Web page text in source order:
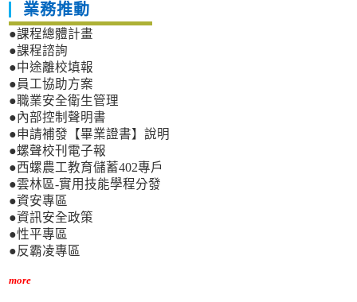
業務推動
●課程總體計畫
●課程諮詢
●中途離校填報
●員工協助方案
●職業安全衛生管理
●內部控制聲明書
●申請補發【畢業證書】說明
●螺聲校刊電子報
●西螺農工教育儲蓄402專戶
●雲林區-實用技能學程分發
●資安專區
●資訊安全政策
●性平專區
●反霸凌專區
more